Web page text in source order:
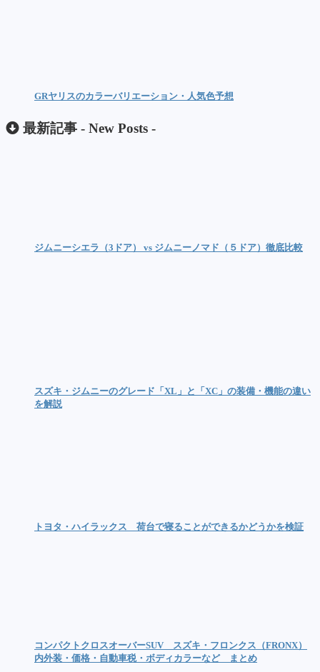
GRヤリスのカラーバリエーション・人気色予想
最新記事 - New Posts -
ジムニーシエラ（3ドア） vs ジムニーノマド（５ドア）徹底比較
スズキ・ジムニーのグレード「XL」と「XC」の装備・機能の違い
を解説
トヨタ・ハイラックス 荷台で寝ることができるかどうかを検証
コンパクトクロスオーバーSUV スズキ・フロンクス（FRONX）
内外装・価格・自動車税・ボディカラーなど まとめ